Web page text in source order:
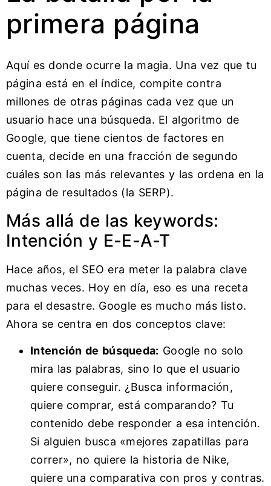
primera página
Aquí es donde ocurre la magia. Una vez que tu
página está en el índice, compite contra
millones de otras páginas cada vez que un
usuario hace una búsqueda. El algoritmo de
Google, que tiene cientos de factores en
cuenta, decide en una fracción de segundo
cuáles son las más relevantes y las ordena en la
página de resultados (la SERP).
Más allá de las keywords:
Intención y E-E-A-T
Hace años, el SEO era meter la palabra clave
muchas veces. Hoy en día, eso es una receta
para el desastre. Google es mucho más listo.
Ahora se centra en dos conceptos clave:
Intención de búsqueda: Google no solo
mira las palabras, sino lo que el usuario
quiere conseguir. ¿Busca información,
quiere comprar, está comparando? Tu
contenido debe responder a esa intención.
Si alguien busca «mejores zapatillas para
correr», no quiere la historia de Nike,
quiere una comparativa con pros y contras.